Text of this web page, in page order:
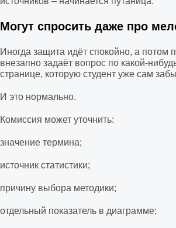
Могут спросить даже про
Иногда защита идёт спокойно, а потом
внезапно задаёт вопрос по какой-
странице, которую студент уже сам
И это нормально.
Комиссия может уточнить:
значение термина;
источник статистики;
причину выбора методики;
отдельный показатель в диаграмме;